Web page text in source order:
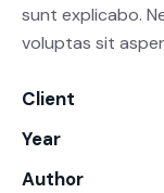
sunt explicabo.
voluptas sit
Client
Year
Author